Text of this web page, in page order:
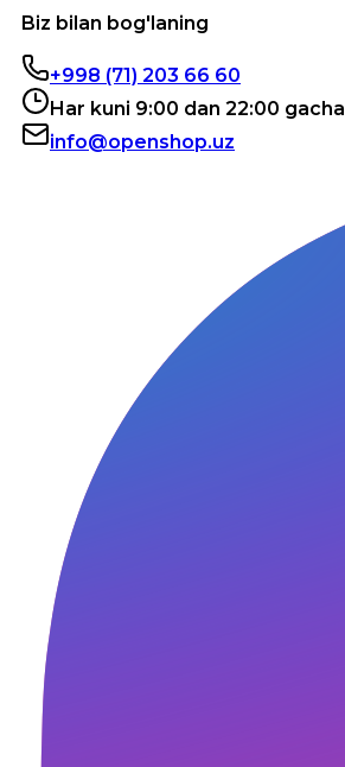
Biz bilan bog'laning
+998 (71) 203 66 60
Har kuni 9:00 dan 22:00 gacha
info@openshop.uz